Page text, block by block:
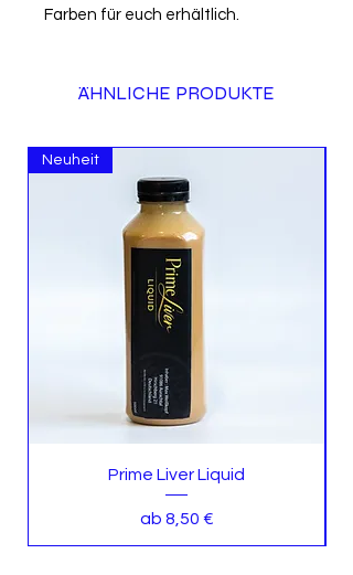
Farben für euch erhältlich.
ÄHNLICHE PRODUKTE
Neuheit
Prime Liver Liquid
ab 8,50 €
Sale-Preis